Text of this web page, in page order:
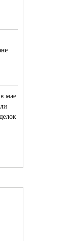
мае